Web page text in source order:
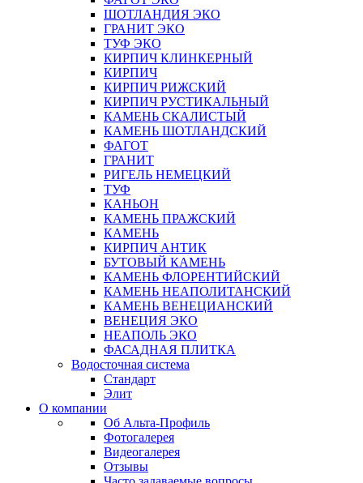
ШОТЛАНДИЯ ЭКО
ГРАНИТ ЭКО
ТУФ ЭКО
КИРПИЧ КЛИНКЕРНЫЙ
КИРПИЧ
КИРПИЧ РИЖСКИЙ
КИРПИЧ РУСТИКАЛЬНЫЙ
КАМЕНЬ СКАЛИСТЫЙ
КАМЕНЬ ШОТЛАНДСКИЙ
ФАГОТ
ГРАНИТ
РИГЕЛЬ НЕМЕЦКИЙ
ТУФ
КАНЬОН
КАМЕНЬ ПРАЖСКИЙ
КАМЕНЬ
КИРПИЧ АНТИК
БУТОВЫЙ КАМЕНЬ
КАМЕНЬ ФЛОРЕНТИЙСКИЙ
КАМЕНЬ НЕАПОЛИТАНСКИЙ
КАМЕНЬ ВЕНЕЦИАНСКИЙ
ВЕНЕЦИЯ ЭКО
НЕАПОЛЬ ЭКО
ФАСАДНАЯ ПЛИТКА
Водосточная система
Стандарт
Элит
О компании
Об Альта-Профиль
Фотогалерея
Видеогалерея
Отзывы